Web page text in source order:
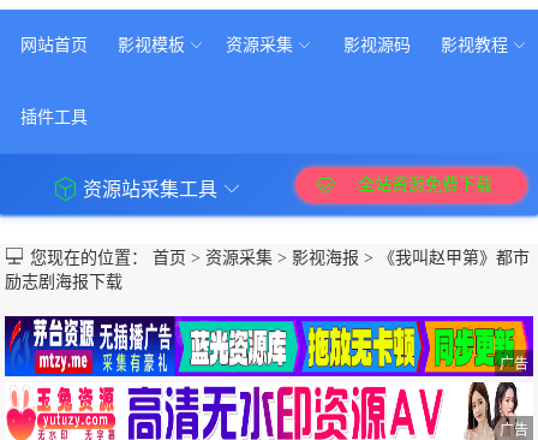
网站首页 影视模板 资源采集 影视源码 影视教程
插件工具
资源站采集工具 全站资源免费下载
您现在的位置：首页 >资源采集 > 影视海报 >
《我叫赵甲第》都市
励志剧海报下载
广告
广告